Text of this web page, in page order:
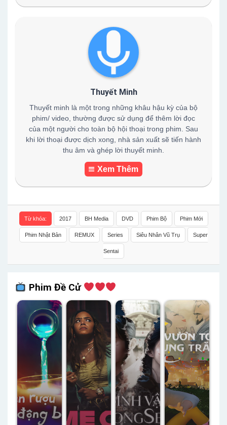
Thuyết Minh
Thuyết minh là một trong những khâu hậu kỳ của bộ
phim/ video, thường được sử dụng để thêm lời đọc
của một người cho toàn bộ hội thoại trong phim. Sau
khi lời thoại được dịch xong, nhà sản xuất sẽ tiến hành
thu âm và ghép lời thuyết minh.
Xem Thêm
Từ khóa: 2017 BH Media DVD Phim Bộ Phim Mới
Phim Nhật Bản REMUX Series Siêu Nhân Vũ Trụ Super
Sentai
Phim Đề Cử